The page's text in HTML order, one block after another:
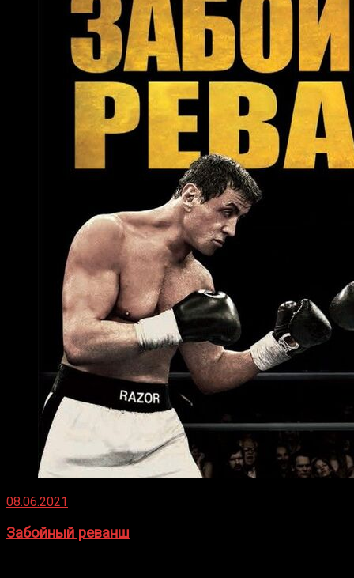
08.06.2021
Забойный реванш